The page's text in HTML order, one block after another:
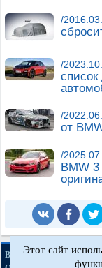
/
/
/
от
/
BMW
BMWman.ru © 2017-2026
Этот сайт